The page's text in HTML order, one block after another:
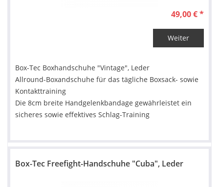
49,00 € *
Weiter
Box-Tec Boxhandschuhe "Vintage", Leder
Allround-Boxandschuhe für das tägliche Boxsack- sowie
Kontakttraining
Die 8cm breite Handgelenkbandage gewährleistet ein
sicheres sowie effektives Schlag-Training
Box-Tec Freefight-Handschuhe "Cuba", Leder